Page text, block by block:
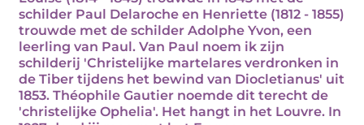
schilder Paul Delaroche en Henriette (1812 - 1855)
trouwde met de schilder Adolphe Yvon, een
leerling van Paul. Van Paul noem ik zijn
schilderij 'Christelijke martelares verdronken in
de Tiber tijdens het bewind van Diocletianus' uit
1853. Théophile Gautier noemde dit terecht de
'christelijke Ophelia'. Het hangt in het Louvre. In